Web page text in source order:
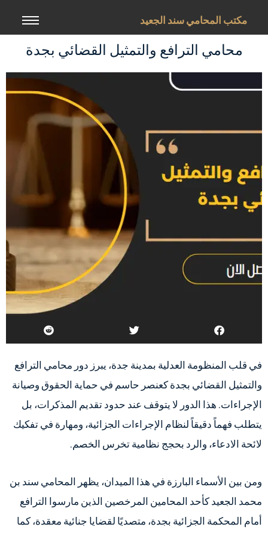
مكتب المحامي سند الجعيد
محامي الترافع والتمثيل القضائي بجدة
في قلب المنظومة العدلية بمدينة جدة، يبرز دور محامي الترافع
والتمثيل القضائي بجدة كعنصر حاسم في حماية الحقوق وصيانة
الإجراءات. هذا الدور لا يتوقف عند حدود تقديم المذكرات، بل
يتطلب فهماً دقيقاً لنظام الإجراءات الجزائية، ومهارة في تفكيك
لائحة الادعاء، والرد بحجج نظامية تخرس الخصم.
ومن بين الأسماء البارزة في هذا الميدان، يظهر المحامي سند بن
محمد الجعيد كأحد المحامين المرخصين الذين مارسوا الترافع
أمام المحكمة الجزائية بجدة، متصديًا لقضايا جنائية معقدة، كما